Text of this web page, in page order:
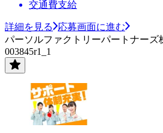
交通費支給
詳細を見る
応募画面に進む
パーソルファクトリーパートナーズ
003845r1_1